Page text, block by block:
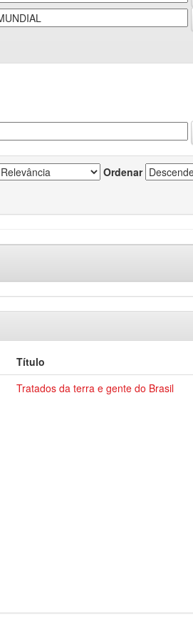
Ordenar
Título
Tratados da terra e gente do Brasil